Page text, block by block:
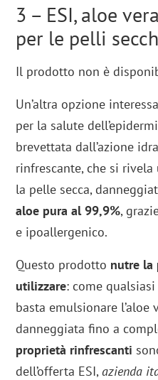
3 – ESI, aloe
per le pelli
Il prodotto non è
Un’altra opzione
per la salute
brevettata dall’azione
rinfrescante, che si
la pelle secca,
aloe pura al 99,9%,
e ipoallergenico.
Questo prodotto nutre la
utilizzare: come
basta emulsionare l’aloe
danneggiata fino a
proprietà rinfrescanti
dell’offerta ESI,azienda